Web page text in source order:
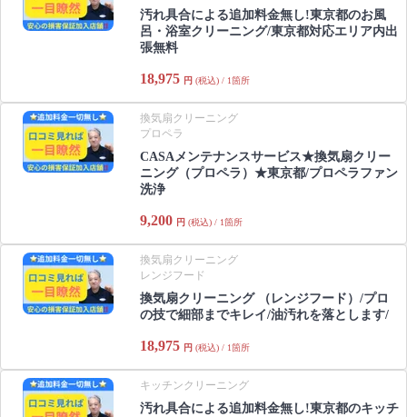
汚れ具合による追加料金無し!東京都のお風
呂・浴室クリーニング/東京都対応エリア内出
張無料
18,975 円 (税込) / 1箇所
換気扇クリーニング
プロペラ
CASAメンテナンスサービス★換気扇クリー
ニング（プロペラ）★東京都/プロペラファン
洗浄
9,200 円 (税込) / 1箇所
換気扇クリーニング
レンジフード
換気扇クリーニング （レンジフード）/プロ
の技で細部までキレイ/油汚れを落とします/
18,975 円 (税込) / 1箇所
キッチンクリーニング
汚れ具合による追加料金無し!東京都のキッチ